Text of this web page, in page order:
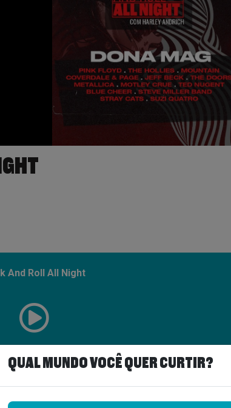
And Roll All Night
QUAL MUNDO VOCÊ QUER CURTIR?